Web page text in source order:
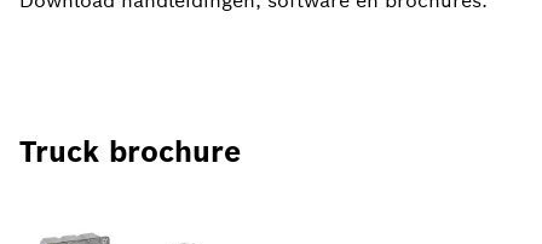
Truck brochure